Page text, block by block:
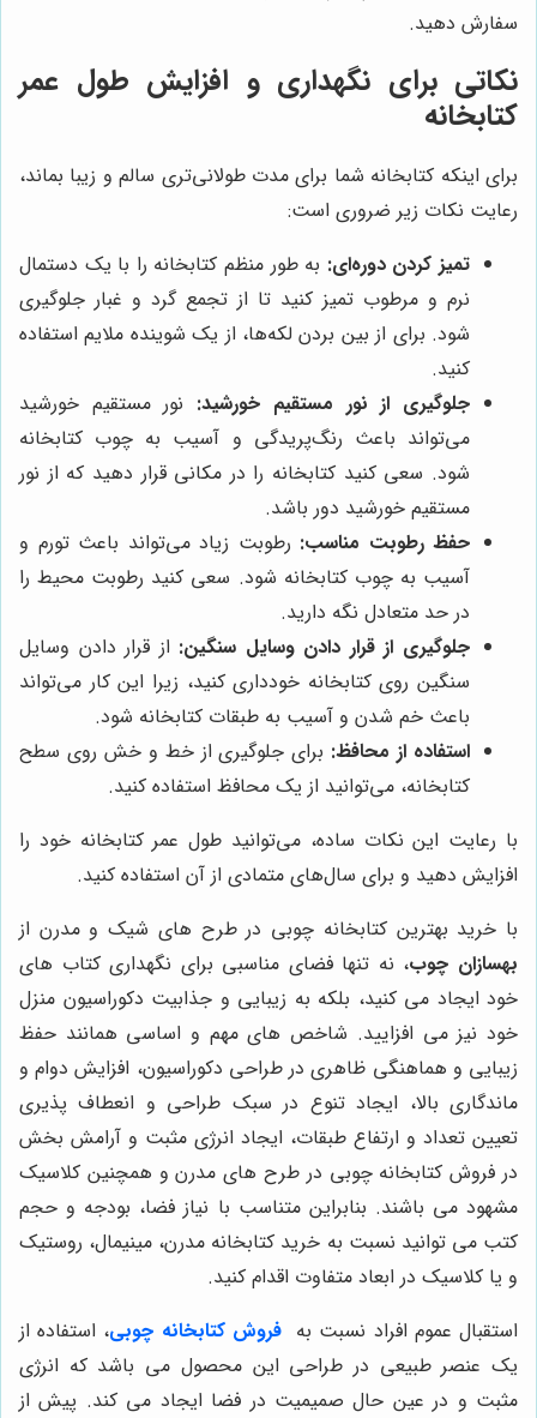
سفارش دهید.
نکاتی برای نگهداری و افزایش طول عمر
کتابخانه
برای اینکه کتابخانه شما برای مدت طولانی‌تری سالم و زیبا بماند،
رعایت نکات زیر ضروری است:
تمیز کردن دوره‌ای: به طور منظم کتابخانه را با یک دستمال
نرم و مرطوب تمیز کنید تا از تجمع گرد و غبار جلوگیری
شود. برای از بین بردن لکه‌ها، از یک شوینده ملایم استفاده
کنید.
جلوگیری از نور مستقیم خورشید: نور مستقیم خورشید
می‌تواند باعث رنگ‌پریدگی و آسیب به چوب کتابخانه
شود. سعی کنید کتابخانه را در مکانی قرار دهید که از نور
مستقیم خورشید دور باشد.
حفظ رطوبت مناسب: رطوبت زیاد می‌تواند باعث تورم و
آسیب به چوب کتابخانه شود. سعی کنید رطوبت محیط را
در حد متعادل نگه دارید.
جلوگیری از قرار دادن وسایل سنگین: از قرار دادن وسایل
سنگین روی کتابخانه خودداری کنید، زیرا این کار می‌تواند
باعث خم شدن و آسیب به طبقات کتابخانه شود.
استفاده از محافظ: برای جلوگیری از خط و خش روی سطح
کتابخانه، می‌توانید از یک محافظ استفاده کنید.
با رعایت این نکات ساده، می‌توانید طول عمر کتابخانه خود را
افزایش دهید و برای سال‌های متمادی از آن استفاده کنید.
با خرید بهترین کتابخانه چوبی در طرح های شیک و مدرن از
بهسازان چوب، نه تنها فضای مناسبی برای نگهداری کتاب های
خود ایجاد می کنید، بلکه به زیبایی و جذابیت دکوراسیون منزل
خود نیز می افزایید. شاخص های مهم و اساسی همانند حفظ
زیبایی و هماهنگی ظاهری در طراحی دکوراسیون، افزایش دوام و
ماندگاری بالا، ایجاد تنوع در سبک طراحی و انعطاف پذیری
تعیین تعداد و ارتفاع طبقات، ایجاد انرژی مثبت و آرامش بخش
در فروش کتابخانه چوبی در طرح های مدرن و همچنین کلاسیک
مشهود می باشند. بنابراین متناسب با نیاز فضا، بودجه و حجم
کتب می توانید نسبت به خرید کتابخانه مدرن، مینیمال، روستیک
و یا کلاسیک در ابعاد متفاوت اقدام کنید.
استقبال عموم افراد نسبت بهفروش کتابخانه چوبی، استفاده از
یک عنصر طبیعی در طراحی این محصول می باشد که انرژی
مثبت و در عین حال صمیمیت در فضا ایجاد می کند. پیش از